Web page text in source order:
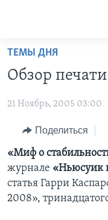
Перейти
основной
Перейти
навигации
Перейти
поиск
ГЛАВНОЕ
ПРОГРАММЫ
АМЕРИКА
НОВОСТИ ЗА
ИТОГИ
ПОЧЕМУ ЭТО
ДИСКУССИЯ VOA
ПРОЕКТЫ
УЧИМ АНГЛИЙСКИЙ
НАША
А КАК В АМЕРИКЕ?
АРТЕФАКТЫ
ЭКСПЕРТИЗА
ИНТЕРВЬЮ
ФАКТЫ ПРОТИВ
ЗА СВОБОДУ
ТЕМЫ ДНЯ
Обзор
21 Ноябрь, 2005 03:00
Поделиться
«Миф о
журнале «Ньюсуик
статья Гарри
2008»,